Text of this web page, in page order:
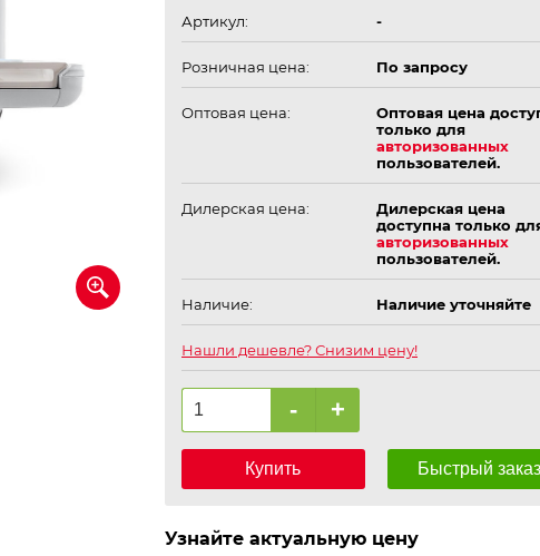
Артикул: -
Розничная цена: По запросу
Оптовая цена:
Оптовая цена
только для
авторизованных
пользователей.
Дилерская цена:
Дилерская цена
доступна только
авторизованных
пользователей.
Наличие: Наличие уточняйте
Нашли дешевле? Снизим цену!
- +
Купить Быстрый заказ
Узнайте актуальную цену